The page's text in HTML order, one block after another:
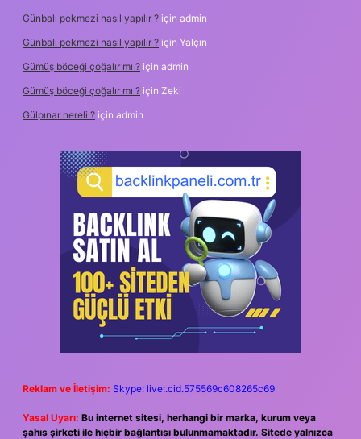
Günbalı pekmezi nasıl yapılır ? için admin
Günbalı pekmezi nasıl yapılır ? için Yalçın
Gümüş böceği çoğalır mı ? için admin
Gümüş böceği çoğalır mı ? için Zeki
Gülpınar nereli ? için admin
Reklam ve İletişim: Skype: live:.cid.575569c608265c69
Yasal Uyarı: Bu internet sitesi, herhangi bir marka, kurum veya
şahıs şirketi ile hiçbir bağlantısı bulunmamaktadır. Sitede yalnızca